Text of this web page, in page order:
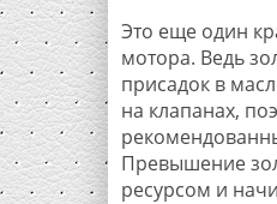
Это еще один
мотора. Ведь
присадок в
на клапанах,
Превышение
ресурсом и